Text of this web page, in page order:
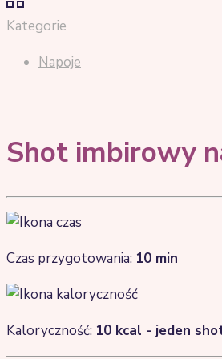
Kategorie
Napoje
Shot imbirowy
Czas przygotowania: 10 min
Kaloryczność: 10 kcal - jeden